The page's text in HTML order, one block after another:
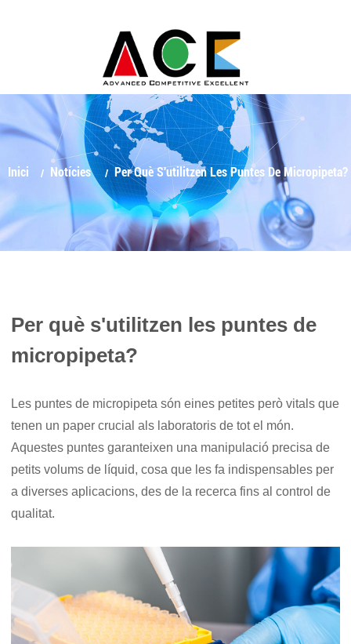
Inici Notícies Per Què S'utilitzen Les Puntes De Micropipeta?
Per què s'utilitzen les puntes de
micropipeta?
Les puntes de micropipeta són eines petites però vitals que
tenen un paper crucial als laboratoris de tot el món.
Aquestes puntes garanteixen una manipulació precisa de
petits volums de líquid, cosa que les fa indispensables per
a diverses aplicacions, des de la recerca fins al control de
qualitat.